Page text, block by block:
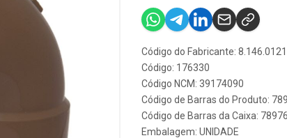
Código do Fabricante: 8.146.0121
Código: 176330
Código NCM: 39174090
Código de Barras do Produto:
Código de Barras da Caixa:
Embalagem: UNIDADE